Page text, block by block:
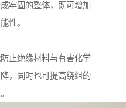
牢固的整体，既可增加
性。
止绝缘材料与有害化学
，同时也可提高绕组的